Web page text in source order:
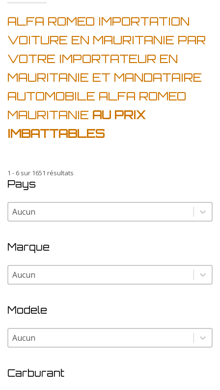
ALFA ROMEO IMPORTATION
VOITURE EN MAURITANIE PAR
VOTRE IMPORTATEUR EN
MAURITANIE ET MANDATAIRE
AUTOMOBILE ALFA ROMEO
MAURITANIE AU PRIX
IMBATTABLES
1 - 6 sur 1651 résultats
Pays
Pays
Pays
Marque
Marque
Marque
Modele
Modele
Modele
Carburant